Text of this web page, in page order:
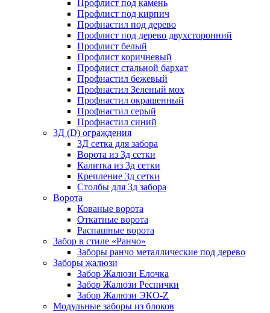
Профлист под камень
Профлист под кирпич
Профнастил под дерево
Профлист под дерево двухсторонний
Профлист белый
Профлист коричневый
Профлист стальной бархат
Профнастил бежевый
Профнастил Зеленый мох
Профнастил окрашенный
Профнастил серый
Профнастил синий
3Д (D) ограждения
3Д сетка для забора
Ворота из 3д сетки
Калитка из 3д сетки
Крепление 3д сетки
Столбы для 3д забора
Ворота
Кованые ворота
Откатные ворота
Распашные ворота
Забор в стиле «Ранчо»
Заборы ранчо металлические под дерево
Заборы жалюзи
Забор Жалюзи Елочка
Забор Жалюзи Реснички
Забор Жалюзи ЭКО-Z
Модульные заборы из блоков